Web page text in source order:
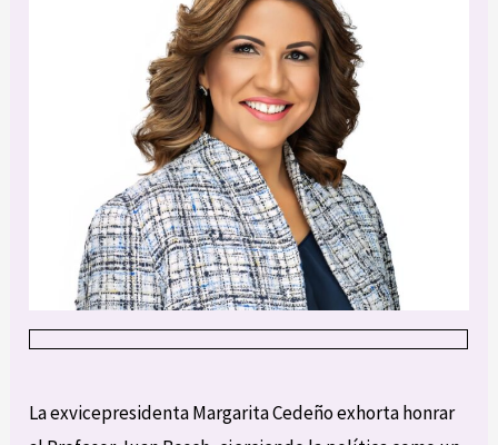
La exvicepresidenta Margarita Cedeño exhorta honrar